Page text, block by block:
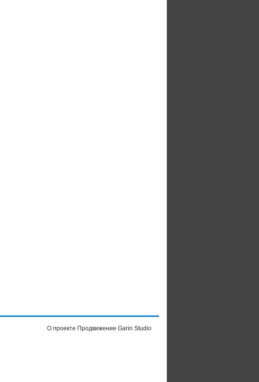
О проекте Продвижение Garin Studio